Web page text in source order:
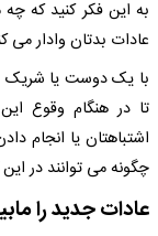
به این فکر کنید که
عادات بدتان وادار می
با یک دوست یا شریک
تا در هنگام وقوع
اشتباهتان یا انجام
چگونه می توانند در
عادات جدید را